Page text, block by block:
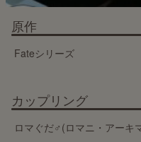
原作
Fateシリーズ
カップリング
ロマぐだ♂(ロマニ・アーキ